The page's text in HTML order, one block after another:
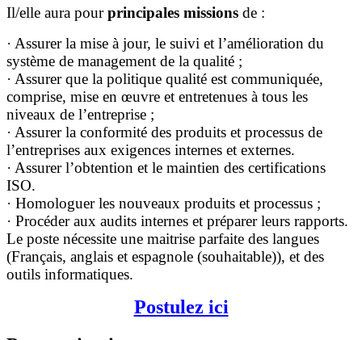
Il/elle aura pourprincipales missions de :
· Assurer la mise à jour, le suivi et l’amélioration du
système de management de la qualité ;
· Assurer que la politique qualité est communiquée,
comprise, mise en œuvre et entretenues à tous les
niveaux de l’entreprise ;
· Assurer la conformité des produits et processus de
l’entreprises aux exigences internes et externes.
· Assurer l’obtention et le maintien des certifications
ISO.
· Homologuer les nouveaux produits et processus ;
· Procéder aux audits internes et préparer leurs rapports.
Le poste nécessite une maitrise parfaite des langues
(Français, anglais et espagnole (souhaitable)), et des
outils informatiques.
Postulez ici